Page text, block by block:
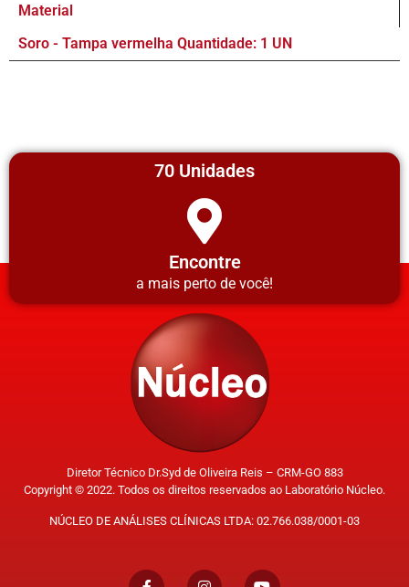
Material
Soro - Tampa vermelha Quantidade: 1 UN
70 Unidades
Encontre
a mais perto de você!
Diretor Técnico Dr.Syd de Oliveira Reis – CRM-GO 883
Copyright © 2022. Todos os direitos reservados ao Laboratório Núcleo.
NÚCLEO DE ANÁLISES CLÍNICAS LTDA: 02.766.038/0001-03